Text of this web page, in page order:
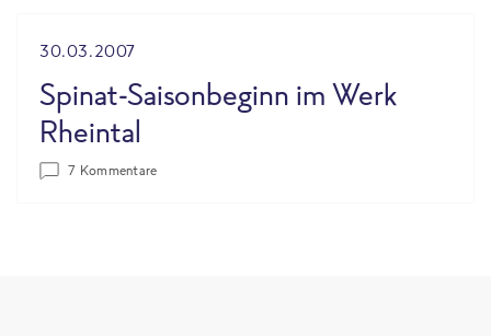
30.03.2007
Spinat-Saisonbeginn im Werk
Rheintal
7 Kommentare